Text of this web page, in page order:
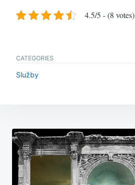
4.5/5 - (8 votes)
CATEGORIES
Služby
Navigace
pro
příspěvek